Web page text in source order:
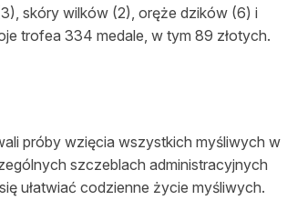
skóry wilków (2), oręże dzików (6) i
trofea 334 medale, w tym 89 złotych.
próby wzięcia wszystkich myśliwych w
szczeblach administracyjnych
ułatwiać codzienne życie myśliwych.